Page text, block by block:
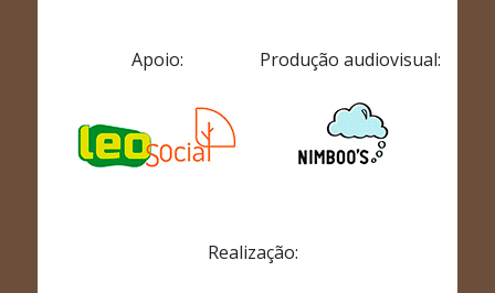
Apoio: Produção audiovisual:
Realização: